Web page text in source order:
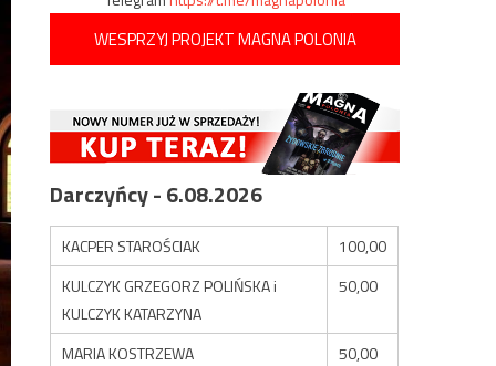
WESPRZYJ PROJEKT MAGNA POLONIA
Darczyńcy - 6.08.2026
KACPER STAROŚCIAK
100,00
KULCZYK GRZEGORZ POLIŃSKA i
KULCZYK KATARZYNA
50,00
MARIA KOSTRZEWA
50,00